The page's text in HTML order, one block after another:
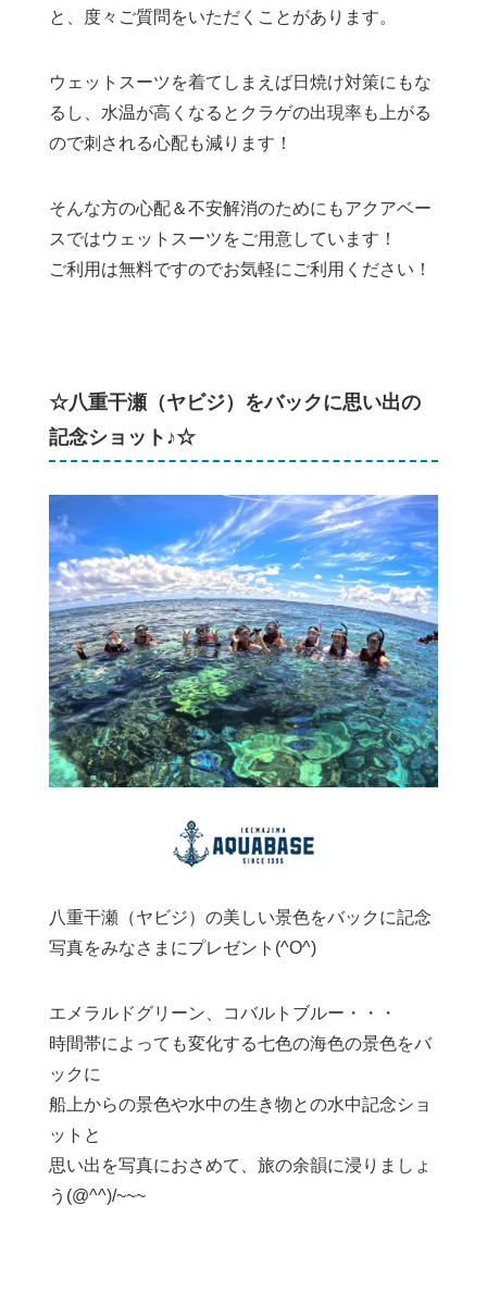
と、度々ご質問をいただくことがあります。
ウェットスーツを着てしまえば日焼け対策にもな
るし、水温が高くなるとクラゲの出現率も上がる
ので刺される心配も減ります！
そんな方の心配＆不安解消のためにもアクアベー
スではウェットスーツをご用意しています！
ご利用は無料ですのでお気軽にご利用ください！
☆八重干瀬（ヤビジ）をバックに思い出の
記念ショット♪☆
八重干瀬（ヤビジ）の美しい景色をバックに記念
写真をみなさまにプレゼント(^O^)
エメラルドグリーン、コバルトブルー・・・
時間帯によっても変化する七色の海色の景色をバ
ックに
船上からの景色や水中の生き物との水中記念ショ
ットと
思い出を写真におさめて、旅の余韻に浸りましょ
う(@^^)/~~~